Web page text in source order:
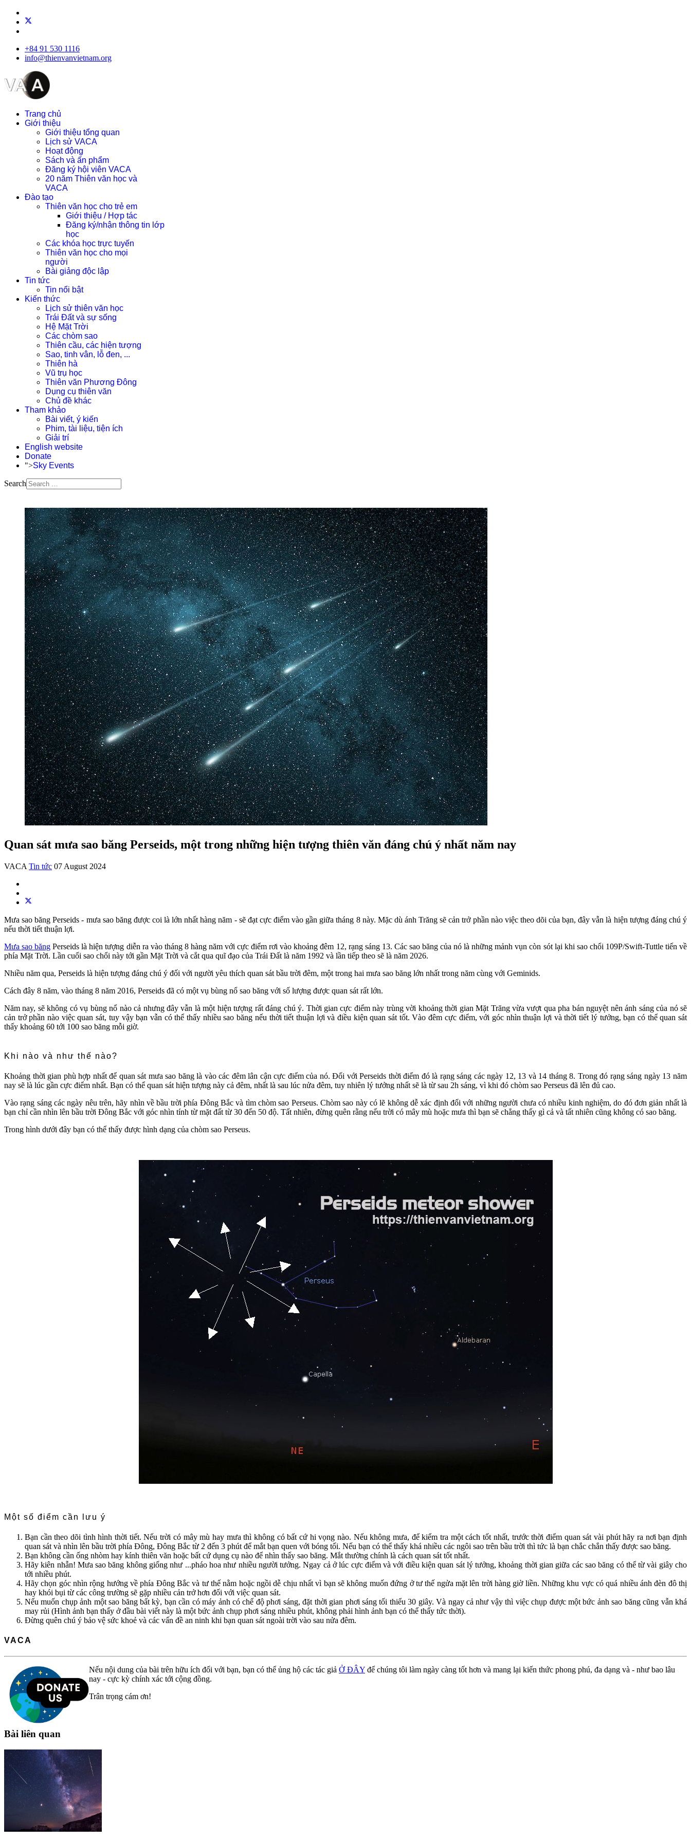
+84 91 530 1116
info@thienvanvietnam.org
Trang chủ
Giới thiệu
Giới thiệu tổng quan
Lịch sử VACA
Hoạt động
Sách và ấn phẩm
Đăng ký hội viên VACA
20 năm Thiên văn học và
VACA
Đào tạo
Thiên văn học cho trẻ em
Giới thiệu / Hợp tác
Đăng ký/nhận thông tin lớp
học
Các khóa học trực tuyến
Thiên văn học cho mọi
người
Bài giảng độc lập
Tin tức
Tin nổi bật
Kiến thức
Lịch sử thiên văn học
Trái Đất và sự sống
Hệ Mặt Trời
Các chòm sao
Thiên cầu, các hiện tượng
Sao, tinh vân, lỗ đen, ...
Thiên hà
Vũ trụ học
Thiên văn Phương Đông
Dụng cụ thiên văn
Chủ đề khác
Tham khảo
Bài viết, ý kiến
Phim, tài liệu, tiện ích
Giải trí
English website
Donate
">Sky Events
Search
Quan sát mưa sao băng Perseids, một trong những hiện tượng thiên văn đáng chú ý nhất năm nay
VACA Tin tức 07 August 2024
Mưa sao băng Perseids - mưa sao băng được coi là lớn nhất hàng năm - sẽ đạt cực điểm vào gần giữa tháng 8 này. Mặc dù ánh Trăng sẽ cản trở phần nào việc theo dõi của bạn, đây vẫn là hiện tượng đáng chú ý
nếu thời tiết thuận lợi.
Mưa sao băng Perseids là hiện tượng diễn ra vào tháng 8 hàng năm với cực điểm rơi vào khoảng đêm 12, rạng sáng 13. Các sao băng của nó là những mảnh vụn còn sót lại khi sao chổi 109P/Swift-Tuttle tiến về
phía Mặt Trời. Lần cuối sao chổi này tới gần Mặt Trời và cắt qua quĩ đạo của Trái Đất là năm 1992 và lần tiếp theo sẽ là năm 2026.
Nhiều năm qua, Perseids là hiện tượng đáng chú ý đối với người yêu thích quan sát bầu trời đêm, một trong hai mưa sao băng lớn nhất trong năm cùng với Geminids.
Cách đây 8 năm, vào tháng 8 năm 2016, Perseids đã có một vụ bùng nổ sao băng với số lượng được quan sát rất lớn.
Năm nay, sẽ không có vụ bùng nổ nào cả nhưng đây vẫn là một hiện tượng rất đáng chú ý. Thời gian cực điểm này trùng vời khoảng thời gian Mặt Trăng vừa vượt qua pha bán nguyệt nên ánh sáng của nó sẽ
cản trở phần nào việc quan sát, tuy vậy bạn vẫn có thể thấy nhiều sao băng nếu thời tiết thuận lợi và điều kiện quan sát tốt. Vào đêm cực điểm, với góc nhìn thuận lợi và thời tiết lý tưởng, bạn có thể quan sát
thấy khoảng 60 tới 100 sao băng mỗi giờ.
Khi nào và như thế nào?
Khoảng thời gian phù hợp nhất để quan sát mưa sao băng là vào các đêm lân cận cực điểm của nó. Đối với Perseids thời điểm đó là rạng sáng các ngày 12, 13 và 14 tháng 8. Trong đó rạng sáng ngày 13 năm
nay sẽ là lúc gần cực điểm nhất. Bạn có thể quan sát hiện tượng này cả đêm, nhất là sau lúc nửa đêm, tuy nhiên lý tưởng nhất sẽ là từ sau 2h sáng, vì khi đó chòm sao Perseus đã lên đủ cao.
Vào rạng sáng các ngày nêu trên, hãy nhìn về bầu trời phía Đông Bắc và tìm chòm sao Perseus. Chòm sao này có lẽ không dễ xác định đối với những người chưa có nhiều kinh nghiệm, do đó đơn giản nhất là
bạn chỉ cần nhìn lên bầu trời Đông Bắc với góc nhìn tính từ mặt đất từ 30 đến 50 độ. Tất nhiên, đừng quên rằng nếu trời có mây mù hoặc mưa thì bạn sẽ chẳng thấy gì cả và tất nhiên cũng không có sao băng.
Trong hình dưới đây bạn có thể thấy được hình dạng của chòm sao Perseus.
Một số điểm cần lưu ý
Bạn cần theo dõi tình hình thời tiết. Nếu trời có mây mù hay mưa thì không có bất cứ hi vọng nào. Nếu không mưa, để kiểm tra một cách tốt nhất, trước thời điểm quan sát vài phút hãy ra nơi bạn định
quan sát và nhìn lên bầu trời phía Đông, Đông Bắc từ 2 đến 3 phút để mắt bạn quen với bóng tối. Nếu bạn có thể thấy khá nhiều các ngôi sao trên bầu trời thì tức là bạn chắc chắn thấy được sao băng.
Bạn không cần ống nhòm hay kính thiên văn hoặc bất cứ dụng cụ nào để nhìn thấy sao băng. Mắt thường chính là cách quan sát tốt nhất.
Hãy kiên nhẫn! Mưa sao băng không giống như ...pháo hoa như nhiều người tưởng. Ngay cả ở lúc cực điểm và với điều kiện quan sát lý tưởng, khoảng thời gian giữa các sao băng có thể từ vài giây cho
tới nhiều phút.
Hãy chọn góc nhìn rộng hướng về phía Đông Bắc và tư thế nằm hoặc ngồi dễ chịu nhất vì bạn sẽ không muốn đứng ở tư thế ngửa mặt lên trời hàng giờ liền. Những khu vực có quá nhiều ánh đèn đô thị
hay khói bụi từ các công trường sẽ gặp nhiều cản trở hơn đối với việc quan sát.
Nếu muốn chụp ảnh một sao băng bất kỳ, bạn cần có máy ảnh có chế độ phơi sáng, đặt thời gian phơi sáng tối thiểu 30 giây. Và ngay cả như vậy thì việc chụp được một bức ảnh sao băng cũng vẫn khá
may rủi (Hình ảnh bạn thấy ở đầu bài viết này là một bức ảnh chụp phơi sáng nhiều phút, không phải hình ảnh bạn có thể thấy tức thời).
Đừng quên chú ý bảo vệ sức khoẻ và các vấn đề an ninh khi bạn quan sát ngoài trời vào sau nửa đêm.
VACA
Nếu nội dung của bài trên hữu ích đối với bạn, bạn có thể ủng hộ các tác giả Ở ĐÂY để chúng tôi làm ngày càng tốt hơn và mang lại kiến thức phong phú, đa dạng và - như bao lâu
nay - cực kỳ chính xác tới cộng đồng.
Trân trọng cám ơn!
Bài liên quan